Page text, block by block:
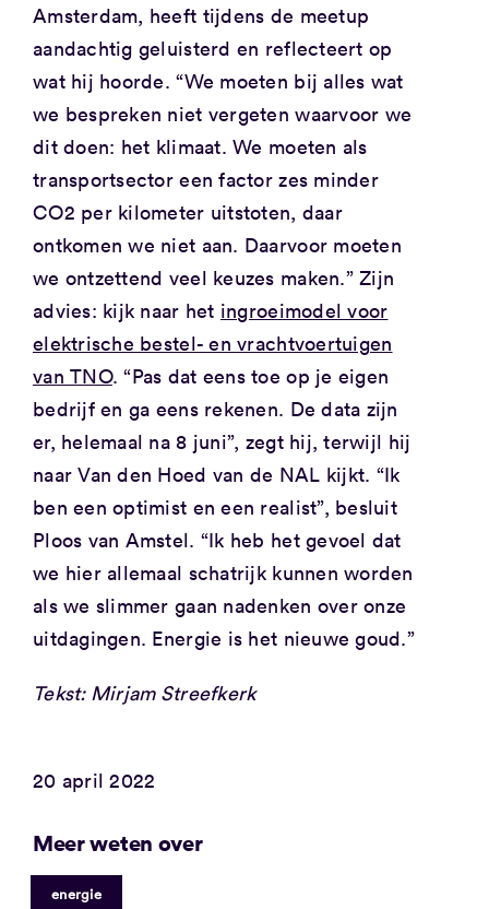
Amsterdam, heeft tijdens de meetup
aandachtig geluisterd en reflecteert op
wat hij hoorde. “We moeten bij alles wat
we bespreken niet vergeten waarvoor we
dit doen: het klimaat. We moeten als
transportsector een factor zes minder
CO2 per kilometer uitstoten, daar
ontkomen we niet aan. Daarvoor moeten
we ontzettend veel keuzes maken.” Zijn
advies: kijk naar het ingroeimodel voor
elektrische bestel- en vrachtvoertuigen
van TNO. “Pas dat eens toe op je eigen
bedrijf en ga eens rekenen. De data zijn
er, helemaal na 8 juni”, zegt hij, terwijl hij
naar Van den Hoed van de NAL kijkt. “Ik
ben een optimist en een realist”, besluit
Ploos van Amstel. “Ik heb het gevoel dat
we hier allemaal schatrijk kunnen worden
als we slimmer gaan nadenken over onze
uitdagingen. Energie is het nieuwe goud.”
Tekst: Mirjam Streefkerk
20 april 2022
Meer weten over
energie